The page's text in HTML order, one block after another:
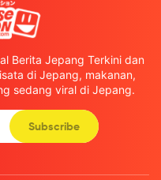
Berita Jepang Terkini dan
di Jepang, makanan,
sedang viral di Jepang.
Subscribe